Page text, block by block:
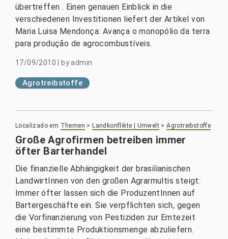
übertreffen . Einen genauen Einblick in die
verschiedenen Investitionen liefert der Artikel von
Maria Luisa Mendonça: Avança o monopólio da terra
para produção de agrocombustíveis.
17/09/2010 byadmin
Agrotreibstoffe
Localizado em Themen > Landkonflikte | Umwelt >Agrotreibstoffe
Große Agrofirmen betreiben immer
öfter Barterhandel
Die finanzielle Abhängigkeit der brasilianischen
LandwirtInnen von den großen Agrarmultis steigt:
Immer öfter lassen sich die ProduzentInnen auf
Bartergeschäfte ein. Sie verpflichten sich, gegen
die Vorfinanzierung von Pestiziden zur Erntezeit
eine bestimmte Produktionsmenge abzuliefern.